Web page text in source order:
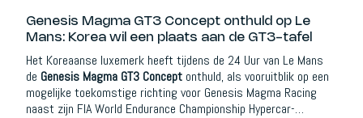
Genesis Magma GT3 Concept onthuld op Le
Mans: Korea wil een plaats aan de GT3-tafel
Het Koreaanse luxemerk heeft tijdens de 24 Uur van Le Mans
de Genesis Magma GT3 Concept onthuld, als vooruitblik op een
mogelijke toekomstige richting voor Genesis Magma Racing
naast zijn FIA World Endurance Championship Hypercar-